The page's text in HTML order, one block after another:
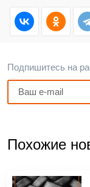
Подпишитесь на
Похожие